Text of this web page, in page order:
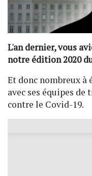
L'an dernier, vous
notre édition 2020
Et donc nombreux à
avec ses équipes
contre le Covid-19.